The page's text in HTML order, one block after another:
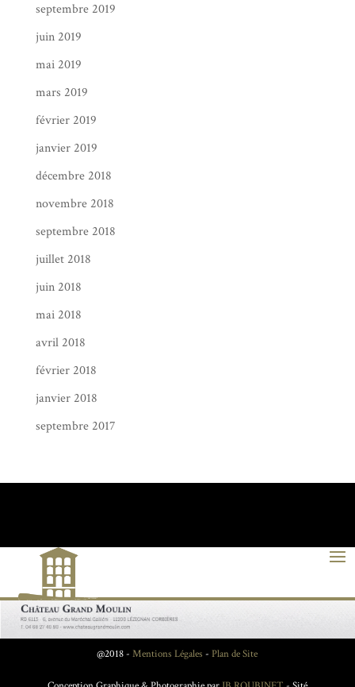
septembre 2019
juin 2019
mai 2019
mars 2019
février 2019
janvier 2019
décembre 2018
novembre 2018
septembre 2018
juillet 2018
juin 2018
mai 2018
avril 2018
février 2018
janvier 2018
septembre 2017
@2018 - Mentions Légales - Plan de Site